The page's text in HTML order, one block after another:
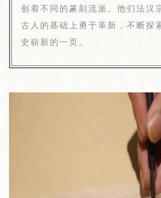
创着不同的篆刻流派。他们法汉
古人的基础上勇于革新，不断探
史崭新的一页。